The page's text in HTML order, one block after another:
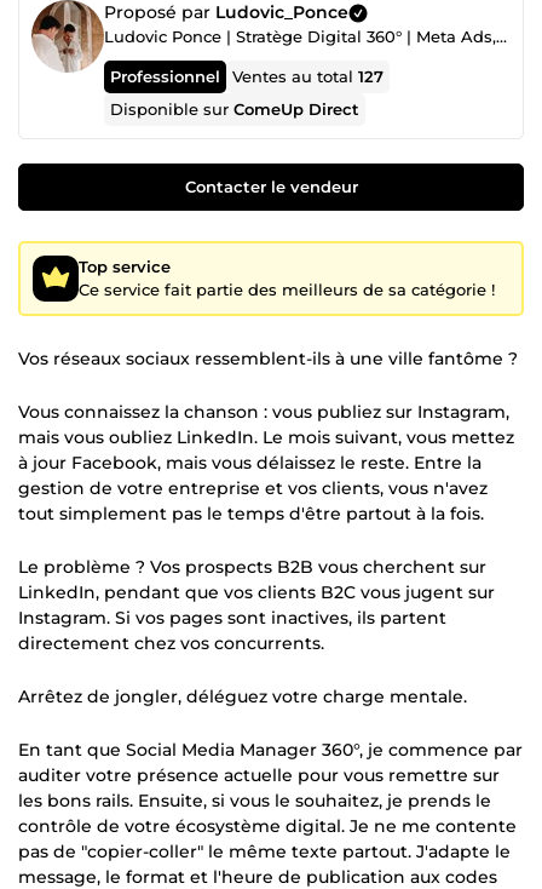
Proposé par Ludovic_Ponce
Ludovic Ponce | Stratège Digital 360° | Meta Ads, SEO & Création de Sites
Professionnel Ventes au total127
Disponible surComeUp Direct
Contacter le vendeur
Top service
Ce service fait partie des meilleurs de sa catégorie !
Vos réseaux sociaux ressemblent-ils à une ville fantôme ?
Vous connaissez la chanson : vous publiez sur Instagram,
mais vous oubliez LinkedIn. Le mois suivant, vous mettez
à jour Facebook, mais vous délaissez le reste. Entre la
gestion de votre entreprise et vos clients, vous n'avez
tout simplement pas le temps d'être partout à la fois.
Le problème ? Vos prospects B2B vous cherchent sur
LinkedIn, pendant que vos clients B2C vous jugent sur
Instagram. Si vos pages sont inactives, ils partent
directement chez vos concurrents.
Arrêtez de jongler, déléguez votre charge mentale.
En tant que Social Media Manager 360°, je commence par
auditer votre présence actuelle pour vous remettre sur
les bons rails. Ensuite, si vous le souhaitez, je prends le
contrôle de votre écosystème digital. Je ne me contente
pas de "copier-coller" le même texte partout. J'adapte le
message, le format et l'heure de publication aux codes